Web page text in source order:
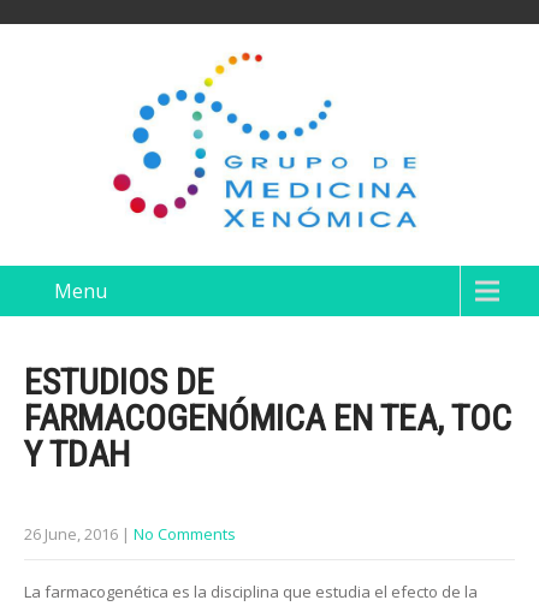
Menu
ESTUDIOS DE
FARMACOGENÓMICA EN TEA, TOC
Y TDAH
26 June, 2016 | No Comments
La farmacogenética es la disciplina que estudia el efecto de la